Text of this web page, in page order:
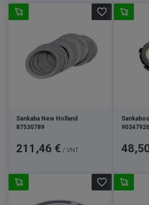
Sankaba New Holland
87530789
Kaina
211,46 € / VNT
favorite_border
90347926
Kaina
favorite_border